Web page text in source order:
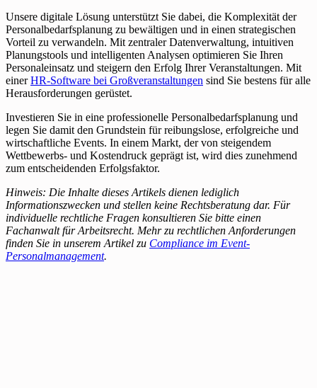
Unsere digitale Lösung unterstützt Sie dabei, die Komplexität der
Personalbedarfsplanung zu bewältigen und in einen strategischen
Vorteil zu verwandeln. Mit zentraler Datenverwaltung, intuitiven
Planungstools und intelligenten Analysen optimieren Sie Ihren
Personaleinsatz und steigern den Erfolg Ihrer Veranstaltungen. Mit
einerHR-Software bei Großveranstaltungen sind Sie bestens für alle
Herausforderungen gerüstet.
Investieren Sie in eine professionelle Personalbedarfsplanung und
legen Sie damit den Grundstein für reibungslose, erfolgreiche und
wirtschaftliche Events. In einem Markt, der von steigendem
Wettbewerbs- und Kostendruck geprägt ist, wird dies zunehmend
zum entscheidenden Erfolgsfaktor.
Hinweis: Die Inhalte dieses Artikels dienen lediglich
Informationszwecken und stellen keine Rechtsberatung dar. Für
individuelle rechtliche Fragen konsultieren Sie bitte einen
Fachanwalt für Arbeitsrecht. Mehr zu rechtlichen Anforderungen
finden Sie in unserem Artikel zu Compliance im Event-
Personalmanagement.